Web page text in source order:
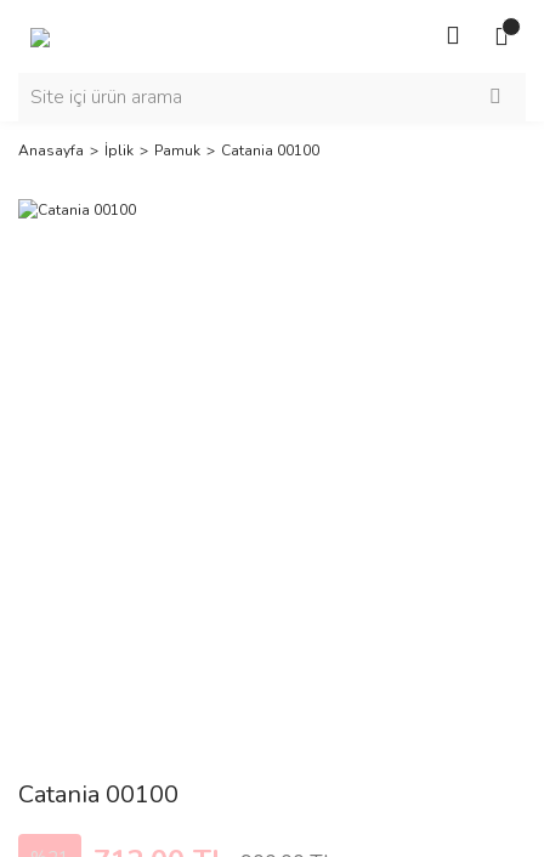
Anasayfa İplik Pamuk Catania 00100
Catania 00100